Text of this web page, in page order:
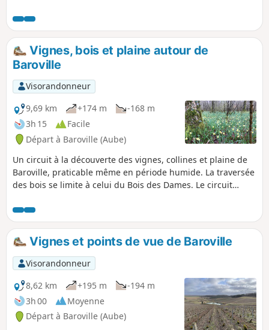
à l’un des grands lacs de Champagne
Via Francigena (chemin emprunté par les pèlerins se
rendant à Rome).
Vignes, bois et plaine autour de
Baroville
Visorandonneur
9,69 km
+174 m
-168 m
3h 15
Facile
Départ à Baroville (Aube)
Un circuit à la découverte des vignes, collines et plaine de
Baroville, praticable même en période humide. La traversée
des bois se limite à celui du Bois des Dames. Le circuit
(philosophe né à Bar-sur-Aube) et du GR®145 - Via
Francigena (chemin emprunté par les pèlerins se rendant à
Rome).Vignes et points de vue de Baroville
Visorandonneur
8,62 km
+195 m
-194 m
3h 00
Moyenne
Départ à Baroville (Aube)